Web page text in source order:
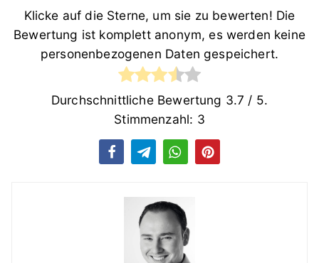
Klicke auf die Sterne, um sie zu bewerten! Die
Bewertung ist komplett anonym, es werden keine
personenbezogenen Daten gespeichert.
Durchschnittliche Bewertung 3.7 / 5.
Stimmenzahl: 3